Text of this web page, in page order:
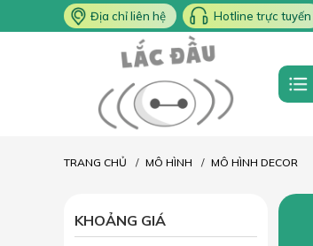
Địa chỉ liên hệ Hotline trực tuyến
TRANG CHỦ MÔ HÌNH MÔ HÌNH DECOR
KHOẢNG GIÁ